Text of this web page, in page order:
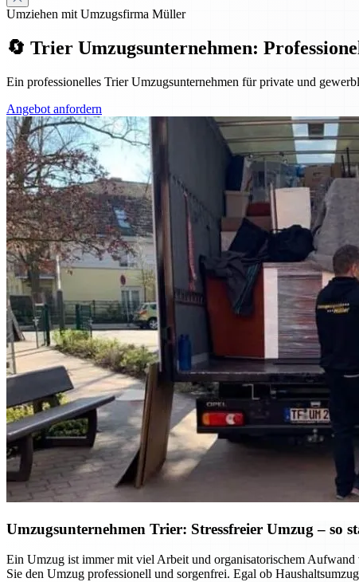
Umziehen mit Umzugsfirma Müller
🔄 Trier Umzugsunternehmen:
Ein professionelles Trier Umzugsunternehmen für private und
Angebot anfordern
Umzugsunternehmen Trier: Stressfreier Umzug – so
Ein Umzug ist immer mit viel Arbeit und organisatorischem Aufwand
Sie den Umzug professionell und sorgenfrei. Egal ob